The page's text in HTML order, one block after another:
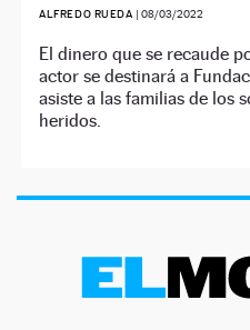
ALFREDO RUEDA | 08/03/2022
El dinero que se recaude
actor se destinará a
asiste a las familias de los
heridos.